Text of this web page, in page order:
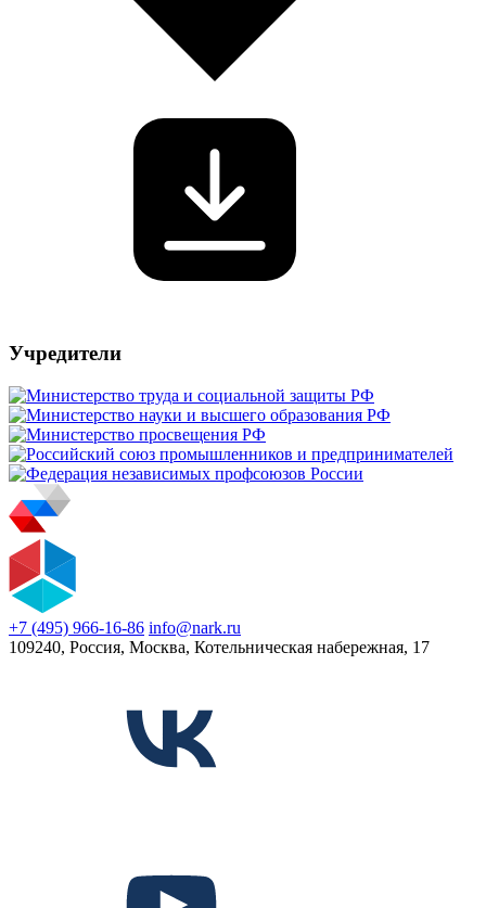
Учредители
+7 (495) 966-16-86 info@nark.ru
109240, Россия, Москва, Котельническая набережная, 17